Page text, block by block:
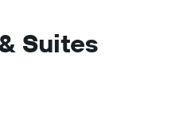
Suites